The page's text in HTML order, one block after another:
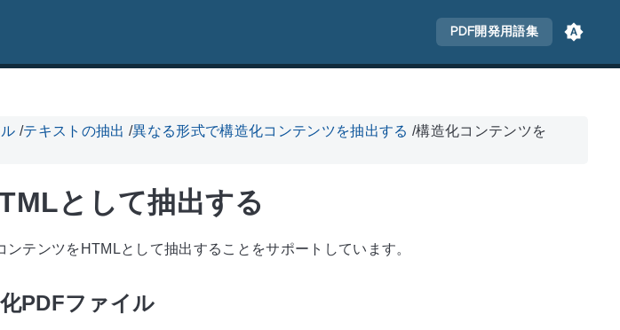
PDF開発用語集
/テキストの抽出 /異なる形式で構造化コンテンツを抽出する /構造化コンテンツを
として抽出する
テンツをHTMLとして抽出することをサポートしています。
PDFファイル